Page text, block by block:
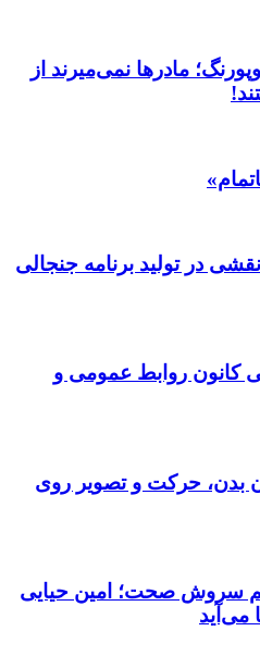
مادرها نمی‌میرند از
در تولید برنامه جنجالی
کانون روابط عمومی و
بدن، حرکت و تصویر روی
سروش صحت؛ امین حیایی
می‌آید